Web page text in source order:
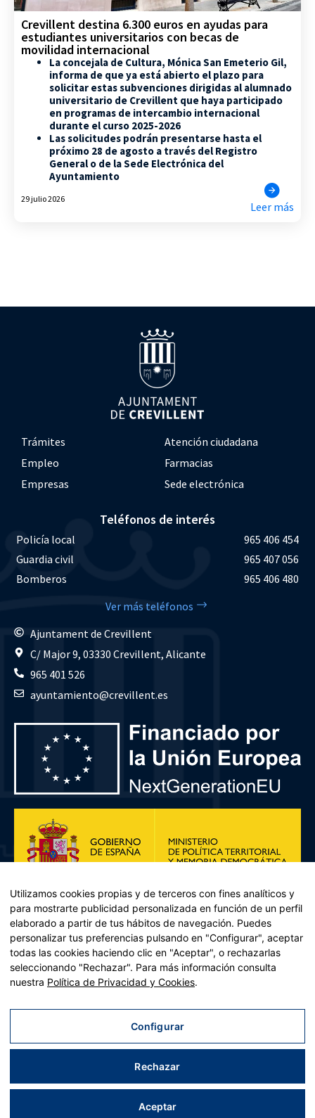
Crevillent destina 6.300 euros en ayudas para
estudiantes universitarios con becas de
movilidad internacional
La concejala de Cultura, Mónica San Emeterio Gil,
informa de que ya está abierto el plazo para
solicitar estas subvenciones dirigidas al alumnado
universitario de Crevillent que haya participado
en programas de intercambio internacional
durante el curso 2025-2026
Las solicitudes podrán presentarse hasta el
próximo 28 de agosto a través del Registro
General o de la Sede Electrónica del
Ayuntamiento
29 julio 2026
Leer más
Trámites
Atención ciudadana
Empleo
Farmacias
Empresas
Sede electrónica
Teléfonos de interés
Policía local
965 406 454
Guardia civil
965 407 056
Bomberos
965 406 480
Ver más teléfonos
Ajuntament de Crevillent
C/ Major 9, 03330 Crevillent, Alicante
965 401 526
ayuntamiento@crevillent.es
Plan de Recuperación, Transformación y Resiliencia – Financiado por
Recuperación y resiliencia, establecido por el Reglamento (UE)
2021/241 del Parlamento Europeo y del Consejo, de 12 de febrero
Aviso legal|Política de privacidad|Política de cookies|Accesibilidad|Mapa web
| Desarrollado porTrestristes
Utilizamos cookies propias y de terceros con fines analíticos y
para mostrarte publicidad personalizada en función de un perfil
elaborado a partir de tus hábitos de navegación. Puedes
personalizar tus preferencias pulsando en "Configurar", aceptar
todas las cookies haciendo clic en "Aceptar", o rechazarlas
seleccionando "Rechazar". Para más información consulta
nuestra Política de Privacidad y Cookies.
Configurar
Rechazar
Aceptar